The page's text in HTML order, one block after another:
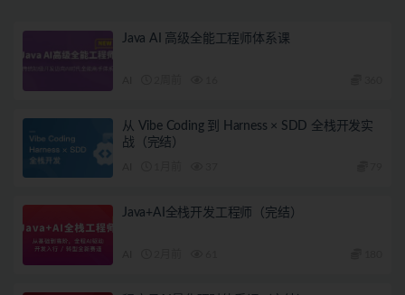
Java AI 高级全能工程师体系课
从 Vibe Coding 到 Harness × SDD 全栈开发实
战（完结）
Java+AI全栈开发工程师（完结）